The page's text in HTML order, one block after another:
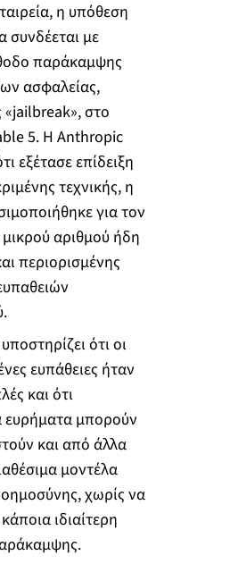
η υπόθεση
συνδέεται με
παράκαμψης
ασφαλείας,
στο
5. Η Anthropic
εξέτασε επίδειξη
τεχνικής, η
για τον
αριθμού ήδη
περιορισμένης
ότι οι
ευπάθειες ήταν
και ότι
ευρήματα μπορούν
και από άλλα
μοντέλα
χωρίς να
ιδιαίτερη